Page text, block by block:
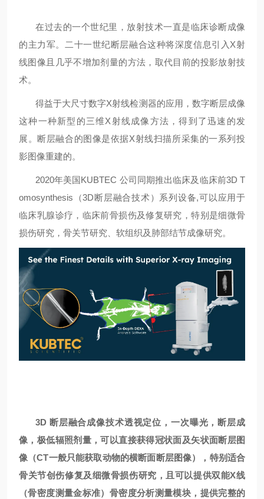
在过去的一个世纪里，放射技术一直是临床诊断成像
的主力军。二十一世纪断层融合这种将深度信息引入X射
线图像且几乎不增加剂量的方法，取代目前的投影放射技
术。
得益于大尺寸数字X射线检测器的应用，数字断层成像
这种一种新型的三维X射线成像方法，得到了迅速的发
展。断层融合的图像是依据X射线扫描所采集的一系列投
影图像重建的。
2020年美国KUBTEC 公司同期推出临床及临床前3D T
omosynthesis（3D断层融合技术）系列设备,可以应用于
临床乳腺诊疗，临床前骨损伤及修复研究，特别是细微骨
损伤研究，骨关节研究、软组织及肺部结节成像研究。
3D 断层融合成像技术透视定位，一次曝光，断层成
像，极低辐照剂量，可以直接获得冠状面及矢状面断层图
像（CT一般只能获取动物的横断面断层图像），特别适合
骨关节创伤修复及细微骨损伤研究，且可以提供双能X线
（骨密度测量金标准）骨密度分析测量模块，提供完整的